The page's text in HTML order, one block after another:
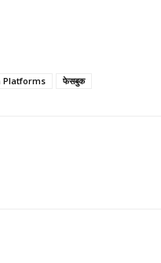
Platforms फेसबुक